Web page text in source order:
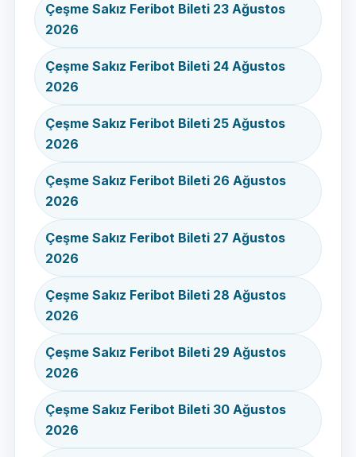
Çeşme Sakız Feribot Bileti 23 Ağustos
2026
Çeşme Sakız Feribot Bileti 24 Ağustos
2026
Çeşme Sakız Feribot Bileti 25 Ağustos
2026
Çeşme Sakız Feribot Bileti 26 Ağustos
2026
Çeşme Sakız Feribot Bileti 27 Ağustos
2026
Çeşme Sakız Feribot Bileti 28 Ağustos
2026
Çeşme Sakız Feribot Bileti 29 Ağustos
2026
Çeşme Sakız Feribot Bileti 30 Ağustos
2026